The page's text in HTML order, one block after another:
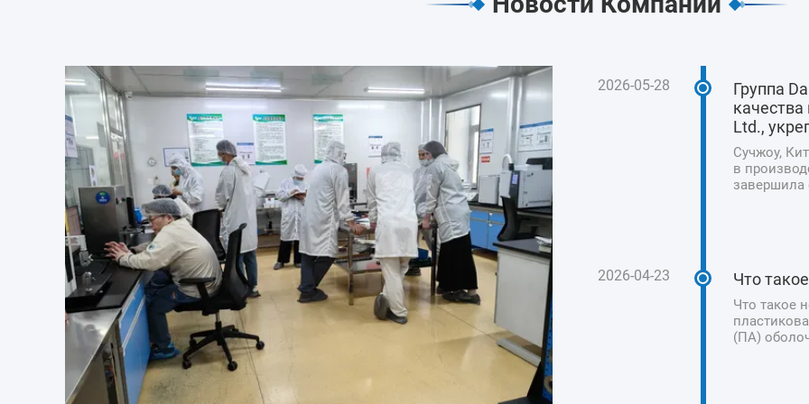
2026-05-28
Группа
качества
Ltd.,
Сучжоу,
в
завершила
2026-04-23 Что
Что такое
(ПА)